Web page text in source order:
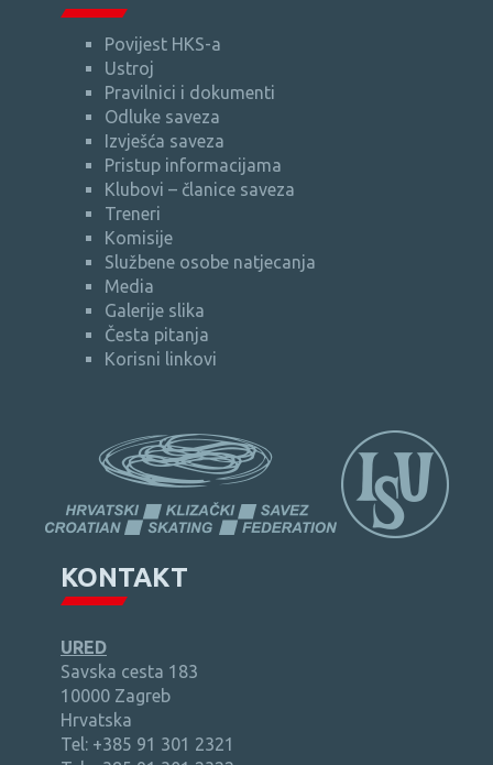
Povijest HKS-a
Ustroj
Pravilnici i dokumenti
Odluke saveza
Izvješća saveza
Pristup informacijama
Klubovi – članice saveza
Treneri
Komisije
Službene osobe natjecanja
Media
Galerije slika
Česta pitanja
Korisni linkovi
KONTAKT
URED
Savska cesta 183
10000 Zagreb
Hrvatska
Tel: +385 91 301 2321